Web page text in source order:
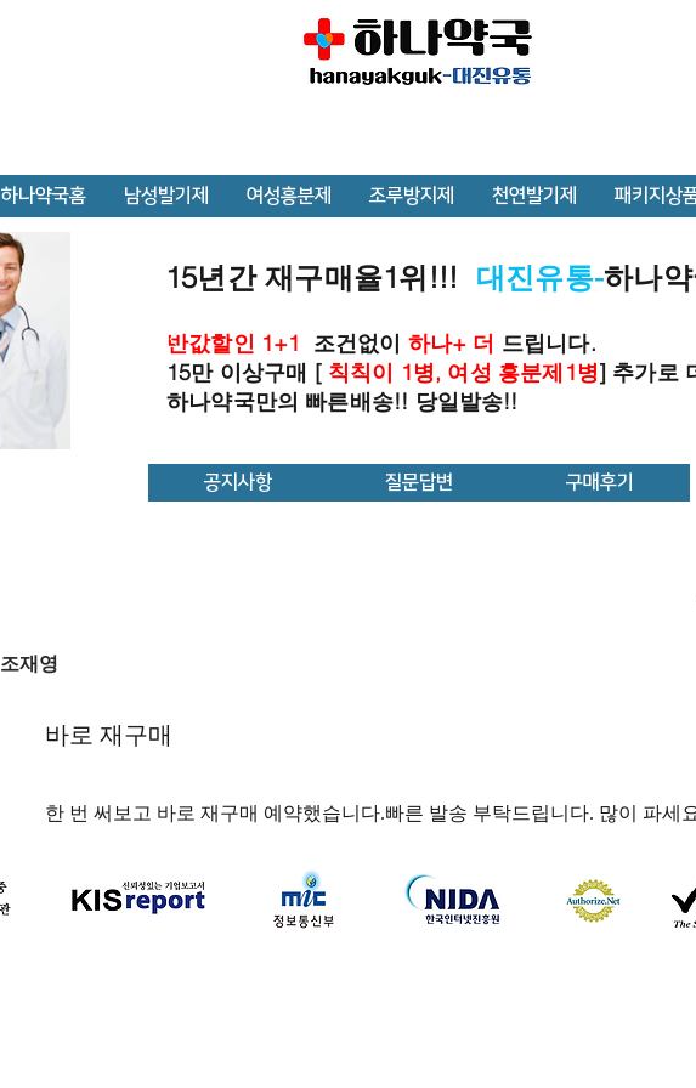
하나약국홈 남성발기제 여성흥분제 조루방지제 천연발기제 패키지상
15년간 재구매율1위!!! 대진유통-하나
반값할인 1+1 조건없이 하나+ 더 드립니다.
15만 이상구매 [ 칙칙이 1병, 여성 흥분제1병] 추가로
하나약국만의 빠른배송!! 당일발송!!
공지사항 질문답변 구매후기
조재영
바로 재구매
한 번 써보고 바로 재구매 예약했습니다.빠른 발송 부탁드립니다. 많이 파세